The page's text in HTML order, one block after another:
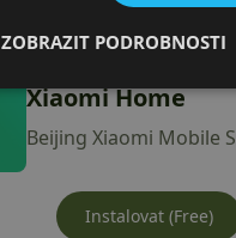
Xiaomi Home
Beijing Xiaomi Mobile
Instalovat (Free)
ZOBRAZIT PODROBNOSTI